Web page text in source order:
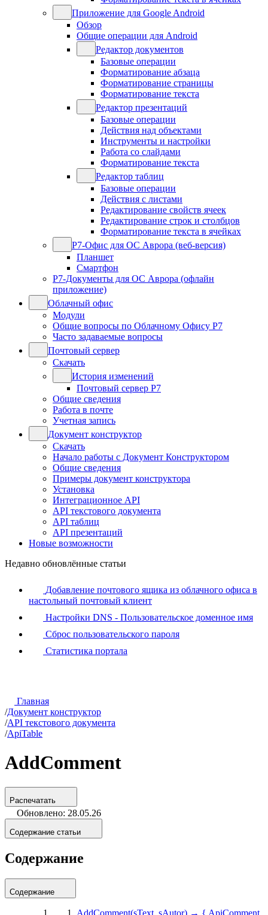
Приложение для Google Android
Обзор
Общие операции для Android
Редактор документов
Базовые операции
Форматирование абзаца
Форматирование страницы
Форматирование текста
Редактор презентаций
Базовые операции
Действия над объектами
Инструменты и настройки
Работа со слайдами
Форматирование текста
Редактор таблиц
Базовые операции
Действия с листами
Редактирование свойств ячеек
Редактирование строк и столбцов
Форматирование текста в ячейках
Р7-Офис для ОС Аврора (веб-версия)
Планшет
Смартфон
Р7-Документы для ОС Аврора (офлайн
приложение)
Облачный офис
Модули
Общие вопросы по Облачному Офису Р7
Часто задаваемые вопросы
Почтовый сервер
Скачать
История изменений
Почтовый сервер Р7
Общие сведения
Работа в почте
Учетная запись
Документ конструктор
Скачать
Начало работы с Документ Конструктором
Общие сведения
Примеры документ конструктора
Установка
Интеграционное API
API текстового документа
API таблиц
API презентаций
Новые возможности
Недавно обновлённые статьи
Добавление почтового ящика из облачного офиса в
настольный почтовый клиент
Настройки DNS - Пользовательское доменное имя
Сброс пользовательского пароля
Статистика портала
Главная
/Документ конструктор
/API текстового документа
/ApiTable
AddComment
Распечатать
Обновлено: 28.05.26
Содержание статьи
Содержание
Содержание
AddComment(sText, sAutor) → { ApiComment